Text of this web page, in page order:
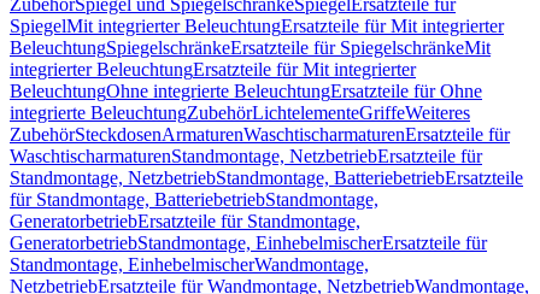
ZubehörSpiegel und SpiegelschränkeSpiegel Ersatzteile für
SpiegelMit integrierter BeleuchtungErsatzteile für Mit integrierter
BeleuchtungSpiegelschränkeErsatzteile für SpiegelschränkeMit
integrierter BeleuchtungErsatzteile für Mit integrierter
BeleuchtungOhne integrierte BeleuchtungErsatzteile für Ohne
integrierte BeleuchtungZubehörLichtelementeGriffeWeiteres
ZubehörSteckdosenArmaturenWaschtischarmaturenErsatzteile für
WaschtischarmaturenStandmontage, NetzbetriebErsatzteile für
Standmontage, NetzbetriebStandmontage, BatteriebetriebErsatzteile
für Standmontage, BatteriebetriebStandmontage,
GeneratorbetriebErsatzteile für Standmontage,
GeneratorbetriebStandmontage, EinhebelmischerErsatzteile für
Standmontage, EinhebelmischerWandmontage,
NetzbetriebErsatzteile für Wandmontage, NetzbetriebWandmontage,